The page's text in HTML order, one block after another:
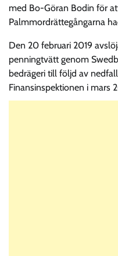
med Bo-Göran Bodin för
Palmmordrättegångarna
Den 20 februari 2019
penningtvätt genom
bedrägeri till följd av
Finansinspektionen i mars